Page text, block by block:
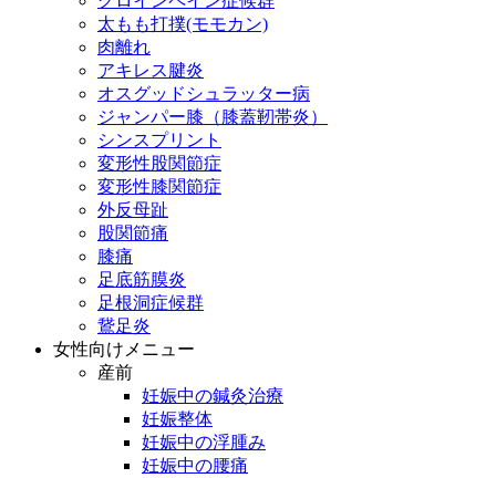
太もも打撲(モモカン)
肉離れ
アキレス腱炎
オスグッドシュラッター病
ジャンパー膝（膝蓋靭帯炎）
シンスプリント
変形性股関節症
変形性膝関節症
外反母趾
股関節痛
膝痛
足底筋膜炎
足根洞症候群
鵞足炎
女性向けメニュー
産前
妊娠中の鍼灸治療
妊娠整体
妊娠中の浮腫み
妊娠中の腰痛